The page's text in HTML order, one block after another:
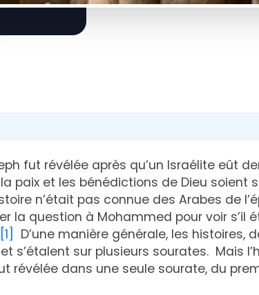
fut révélée après qu’un Israélite eût
paix et les bénédictions de Dieu soient
n’était pas connue des Arabes de
la question à Mohammed pour voir s’il
[1]
D’une manière générale, les histoires,
s’étalent sur plusieurs sourates. Mais
révélée dans une seule sourate, du